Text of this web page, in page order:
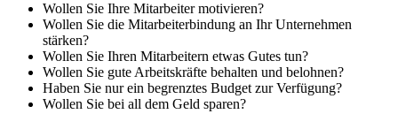
Wollen Sie Ihre Mitarbeiter motivieren?
Wollen Sie die Mitarbeiterbindung an Ihr Unternehmen
stärken?
Wollen Sie Ihren Mitarbeitern etwas Gutes tun?
Wollen Sie gute Arbeitskräfte behalten und belohnen?
Haben Sie nur ein begrenztes Budget zur Verfügung?
Wollen Sie bei all dem Geld sparen?